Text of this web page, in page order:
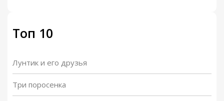
Топ 10
Лунтик и его друзья
Три поросенка